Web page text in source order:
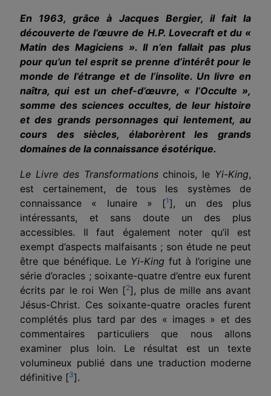
En 1963, grâce à Jacques Bergier, il fait la
découverte de l’œuvre de H.P. Lovecraft et du «
Matin des Magiciens ». Il n’en fallait pas plus
pour qu’un tel esprit se prenne d’intérêt pour le
monde de l’étrange et de l’insolite. Un livre en
naîtra, qui est un chef-d’œuvre, « l’Occulte »,
somme des sciences occultes, de leur histoire
et des grands personnages qui lentement, au
cours des siècles, élaborèrent les grands
domaines de la connaissance ésotérique.
Le Livre des Transformationschinois, le Yi-King,
est certainement, de tous les systèmes de
connaissance « lunaire » [1], un des plus
intéressants, et sans doute un des plus
accessibles. Il faut également noter qu’il est
exempt d’aspects malfaisants ; son étude ne peut
être que bénéfique. Le Yi-King fut à l’origine une
série d’oracles ; soixante-quatre d’entre eux furent
écrits par le roi Wen [2], plus de mille ans avant
Jésus-Christ. Ces soixante-quatre oracles furent
complétés plus tard par des « images » et des
commentaires particuliers que nous allons
examiner plus loin. Le résultat est un texte
volumineux publié dans une traduction moderne
définitive [3].